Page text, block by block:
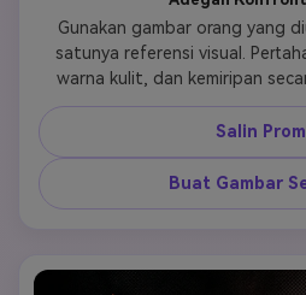
Gunakan gambar orang yang
satunya referensi visual.
warna kulit, dan kemiripan
konfrontasi sinematik
intensitas emosional yang
(Latar Depan): Karakter dominan
maju ke arah kamera. Postur
dada ke depan. Ekspresi
Pakaian sehari-hari yang
Salin
Buat Gambar